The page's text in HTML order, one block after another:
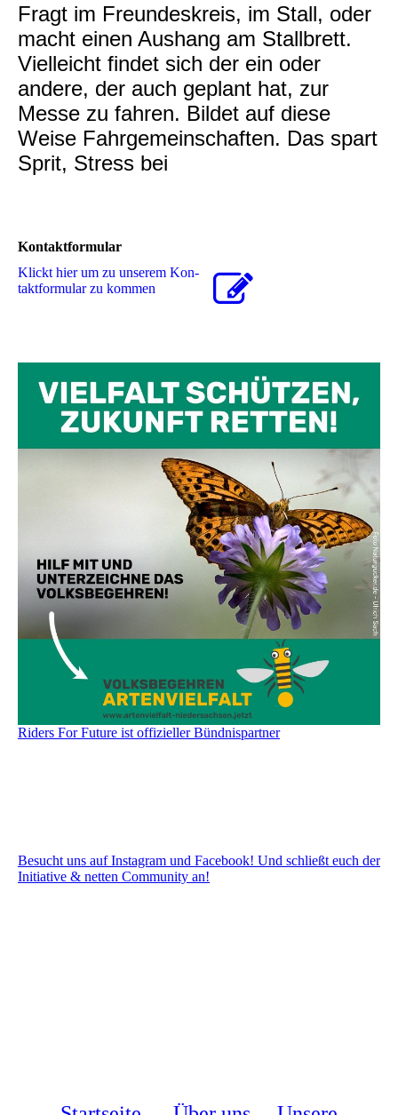
Fragt im Freundeskreis, im Stall, oder
macht einen Aushang am Stallbrett.
Vielleicht findet sich der ein oder
andere, der auch geplant hat, zur
Messe zu fahren. Bildet auf diese
Weise Fahrgemeinschaften. Das spart
Sprit, Stress bei
Kontaktformular
Klickt hier um zu unserem Kon­
takt­for­mu­lar zu kommen
Riders For Future ist offizieller Bündnispartner
Besucht uns auf Instagram und Facebook! Und schließt euch der
Initiative & netten Community an!